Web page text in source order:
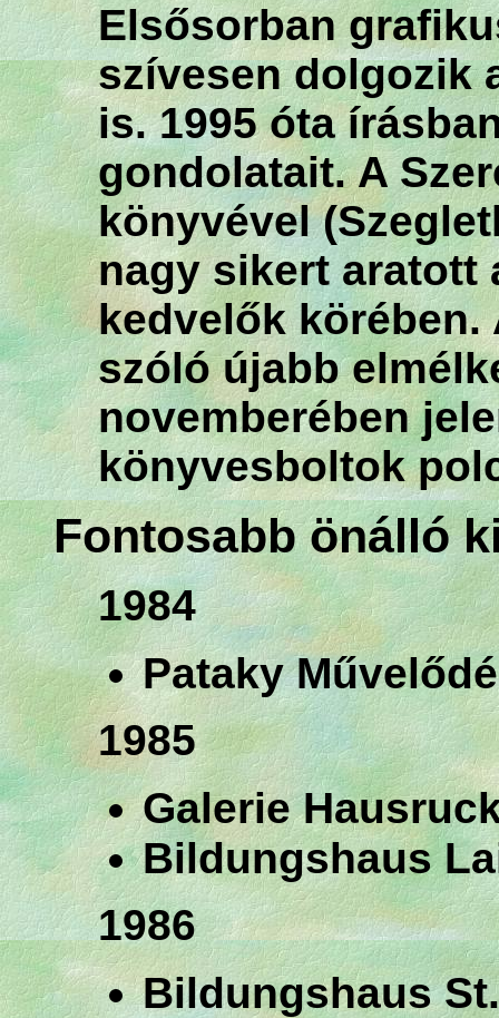
Elsősorban
szívesen dolgozik
is. 1995 óta
gondolatait. A
könyvével
nagy sikert aratott
kedvelők
szóló újabb
novemberében
könyvesboltok
Fontosabb önálló
1984
Pataky
1985
Galerie
Bildungshaus
1986
Bildungshaus